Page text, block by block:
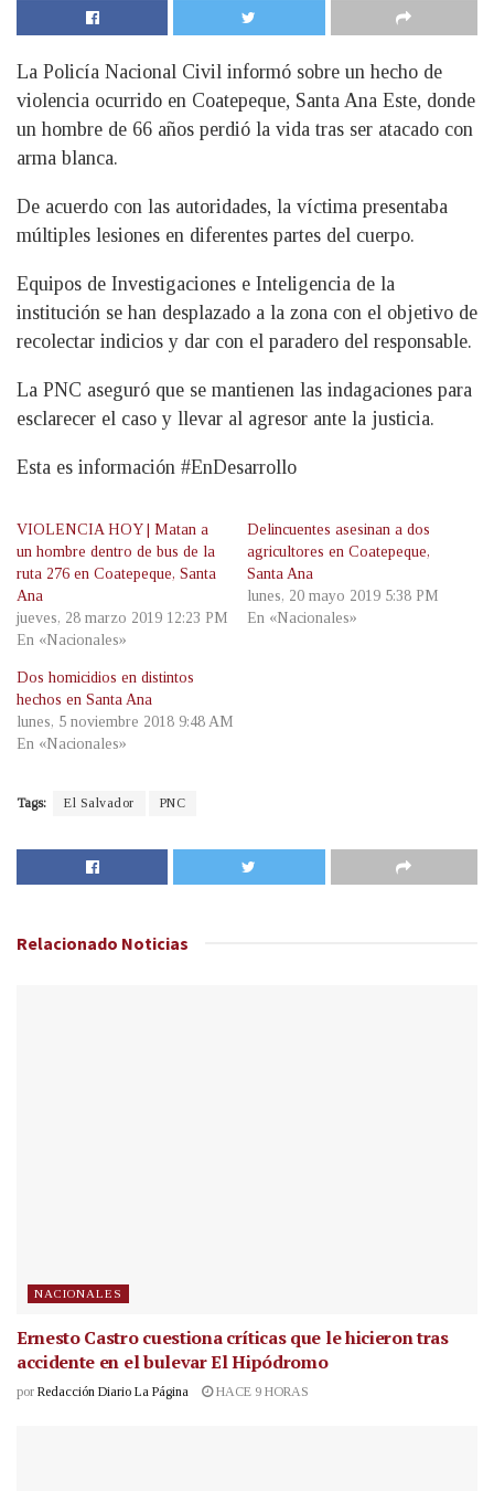
La Policía Nacional Civil informó sobre un hecho de
violencia ocurrido en Coatepeque, Santa Ana Este, donde
un hombre de 66 años perdió la vida tras ser atacado con
arma blanca.
De acuerdo con las autoridades, la víctima presentaba
múltiples lesiones en diferentes partes del cuerpo.
Equipos de Investigaciones e Inteligencia de la
institución se han desplazado a la zona con el objetivo de
recolectar indicios y dar con el paradero del responsable.
La PNC aseguró que se mantienen las indagaciones para
esclarecer el caso y llevar al agresor ante la justicia.
Esta es información #EnDesarrollo
VIOLENCIA HOY | Matan a
un hombre dentro de bus de la
ruta 276 en Coatepeque, Santa
Ana
jueves, 28 marzo 2019 12:23 PM
En «Nacionales»
Delincuentes asesinan a dos
agricultores en Coatepeque,
Santa Ana
lunes, 20 mayo 2019 5:38 PM
En «Nacionales»
Dos homicidios en distintos
hechos en Santa Ana
lunes, 5 noviembre 2018 9:48 AM
En «Nacionales»
Tags: El Salvador PNC
Relacionado Noticias
NACIONALES
Ernesto Castro cuestiona críticas que le hicieron tras
accidente en el bulevar El Hipódromo
por Redacción Diario La Página HACE 9 HORAS